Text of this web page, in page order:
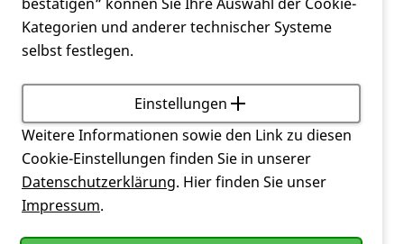
Wichtiger HInweis für Mitglieder der DHH
Mitglieder derDHH
Melden Sie sich als Mitgliedzuerstbei unserem
MitgliederbereichDHH+an, dann werden im
Shop die günstigeren Preise verwendet.
Sie sind Mitglied der
keinen Zugang zuDHH+? Dann schicken Sie ein
Kategorien und anderer technischer Systeme
selbst festlegen.
Einstellungen
Weitere Informationen sowie den Link zu diesen
Cookie-Einstellungen finden Sie in unserer
Datenschutzerklärung. Hier finden Sie unser
Impressum.